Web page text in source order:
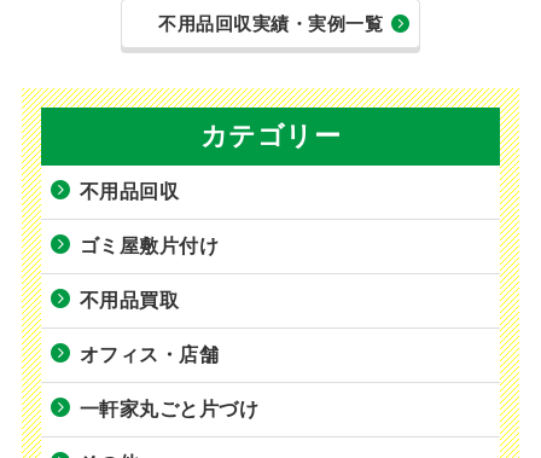
不用品回収実績・実例一覧
カテゴリー
不用品回収
ゴミ屋敷片付け
不用品買取
オフィス・店舗
一軒家丸ごと片づけ